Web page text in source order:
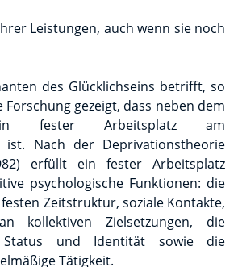
Leistungen, auch wenn sie noch
des Glücklichseins betrifft, so
gezeigt, dass neben dem
fester Arbeitsplatz am
ist. Nach der Deprivationstheorie
erfüllt ein fester Arbeitsplatz
psychologische Funktionen: die
Zeitstruktur, soziale Kontakte,
kollektiven Zielsetzungen, die
Status und Identität sowie die
Tätigkeit.